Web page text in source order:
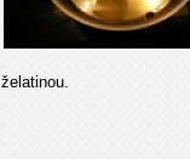
želatinou.